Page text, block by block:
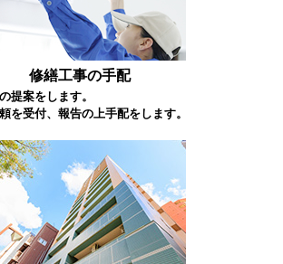
修繕工事の手配
提案をします。
を受付、報告の上手配をします。